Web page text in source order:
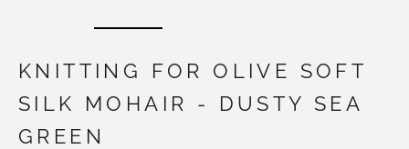
KNITTING FOR OLIVE SOFT
SILK MOHAIR - DUSTY SEA
GREEN